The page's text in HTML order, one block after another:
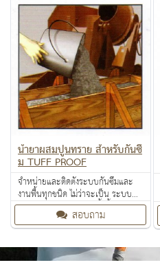
น้ำยาผสมปูนทราย สำหรับกันซึ
ม TUFF PROOF
จำหน่ายและติดตั้งระบบกันซึมและ
งานพื้นทุกชนิด ไม่ว่าจะเป็น ระบบ
งานกันซึม ระบบงานติดตั้งพื้น งาน
ป้องกันไฟลาม งานเคลือบปกป้องพื้น
ผิว งานเคลือบสารสะท้อนความร้อน
สอบถาม